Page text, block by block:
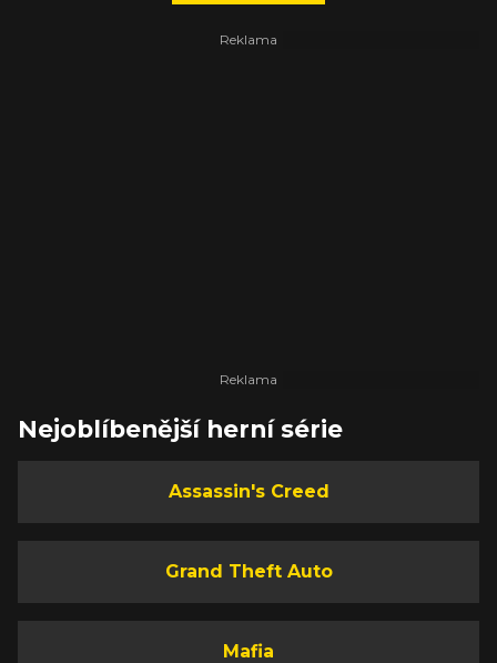
Nejoblíbenější herní série
Assassin's Creed
Grand Theft Auto
Mafia